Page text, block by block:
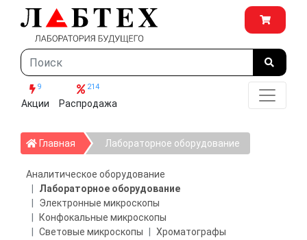
9
Акции
214
Распродажа
Главная ГлавнаяЛабораторное оборудование
Аналитическое оборудование
Лабораторное оборудование
Электронные микроскопы
Конфокальные микроскопы
Световые микроскопы
Хроматографы